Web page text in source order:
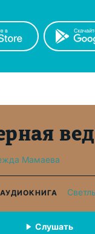
Мамаева
АУДИОКНИГА
Слушать